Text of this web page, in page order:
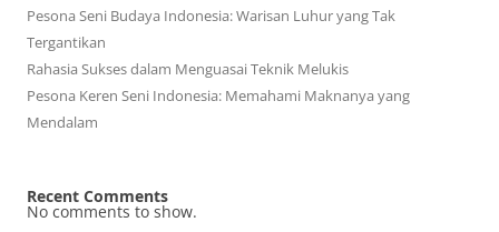
Pesona Seni Budaya Indonesia: Warisan Luhur yang Tak
Tergantikan
Rahasia Sukses dalam Menguasai Teknik Melukis
Pesona Keren Seni Indonesia: Memahami Maknanya yang
Mendalam
Recent Comments
No comments to show.